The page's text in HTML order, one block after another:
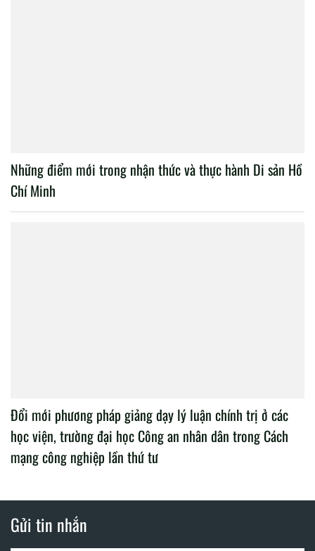
Những điểm mới trong nhận thức và thực hành Di sản Hồ
Chí Minh
Đổi mới phương pháp giảng dạy lý luận chính trị ở các
học viện, trường đại học Công an nhân dân trong Cách
mạng công nghiệp lần thứ tư
Gửi tin nhắn